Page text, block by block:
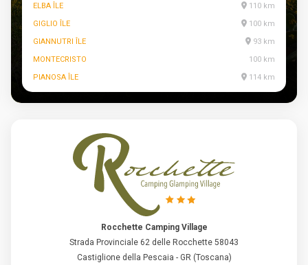
ELBA ÎLE
110 km
GIGLIO ÎLE
100 km
GIANNUTRI ÎLE
93 km
MONTECRISTO
100 km
PIANOSA ÎLE
114 km
Rocchette Camping Village
Strada Provinciale 62 delle Rocchette 58043
Castiglione della Pescaia - GR (Toscana)